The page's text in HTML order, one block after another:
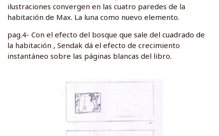
ilustraciones convergen en las cuatro paredes de la
habitación de Max. La luna como nuevo elemento.
pag.4- Con el efecto del bosque que sale del cuadrado de
la habitación , Sendak dá el efecto de crecimiento
instantáneo sobre las páginas blancas del libro.